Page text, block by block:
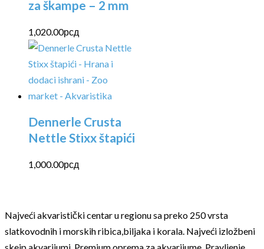
za škampe – 2 mm
1,020.00рсд
Dennerle Crusta
Nettle Stixx štapići
1,000.00рсд
Najveći akvaristički centar u regionu sa preko 250 vrsta
slatkovodnih i morskih ribica,biljaka i korala. Najveći izložbeni
skejp akvarijumi. Premium oprema za akvarijume. Pravljenje